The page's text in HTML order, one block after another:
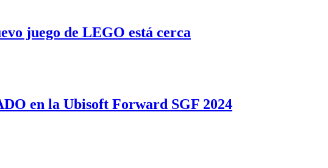
juego de LEGO está cerca
en la Ubisoft Forward SGF 2024